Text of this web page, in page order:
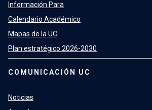
Información Para
Calendario Académico
Mapas de la UC
Plan estratégico 2026-2030
COMUNICACIÓN UC
Noticias